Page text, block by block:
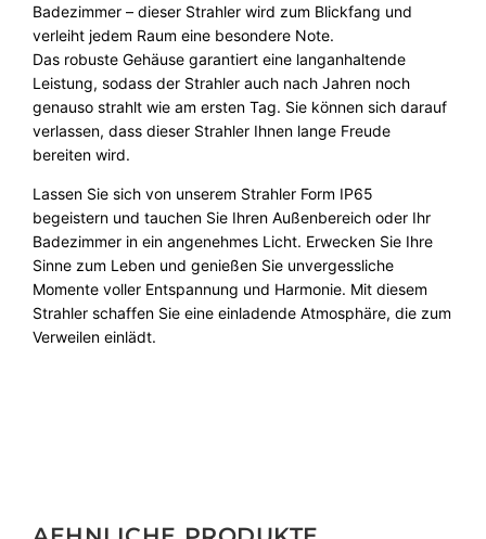
Badezimmer – dieser Strahler wird zum Blickfang und
verleiht jedem Raum eine besondere Note.
Das robuste Gehäuse garantiert eine langanhaltende
Leistung, sodass der Strahler auch nach Jahren noch
genauso strahlt wie am ersten Tag. Sie können sich darauf
verlassen, dass dieser Strahler Ihnen lange Freude
bereiten wird.
Lassen Sie sich von unserem Strahler Form IP65
begeistern und tauchen Sie Ihren Außenbereich oder Ihr
Badezimmer in ein angenehmes Licht. Erwecken Sie Ihre
Sinne zum Leben und genießen Sie unvergessliche
Momente voller Entspannung und Harmonie. Mit diesem
Strahler schaffen Sie eine einladende Atmosphäre, die zum
Verweilen einlädt.